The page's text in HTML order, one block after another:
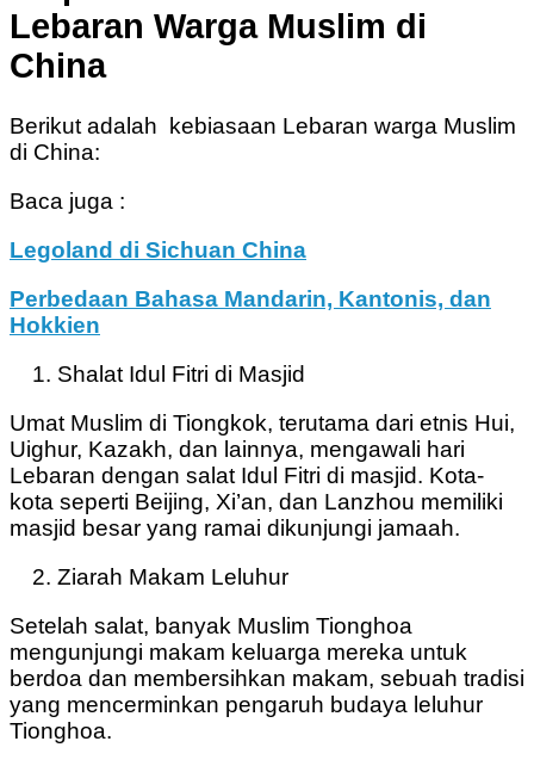
Lebaran Warga Muslim di
China
Berikut adalah kebiasaan Lebaran warga Muslim
di China:
Baca juga :
Legoland di Sichuan China
Perbedaan Bahasa Mandarin, Kantonis, dan
Hokkien
Shalat Idul Fitri di Masjid
Umat Muslim di Tiongkok, terutama dari etnis Hui,
Uighur, Kazakh, dan lainnya, mengawali hari
Lebaran dengan salat Idul Fitri di masjid. Kota-
kota seperti Beijing, Xi’an, dan Lanzhou memiliki
masjid besar yang ramai dikunjungi jamaah.
Ziarah Makam Leluhur
Setelah salat, banyak Muslim Tionghoa
mengunjungi makam keluarga mereka untuk
berdoa dan membersihkan makam, sebuah tradisi
yang mencerminkan pengaruh budaya leluhur
Tionghoa.